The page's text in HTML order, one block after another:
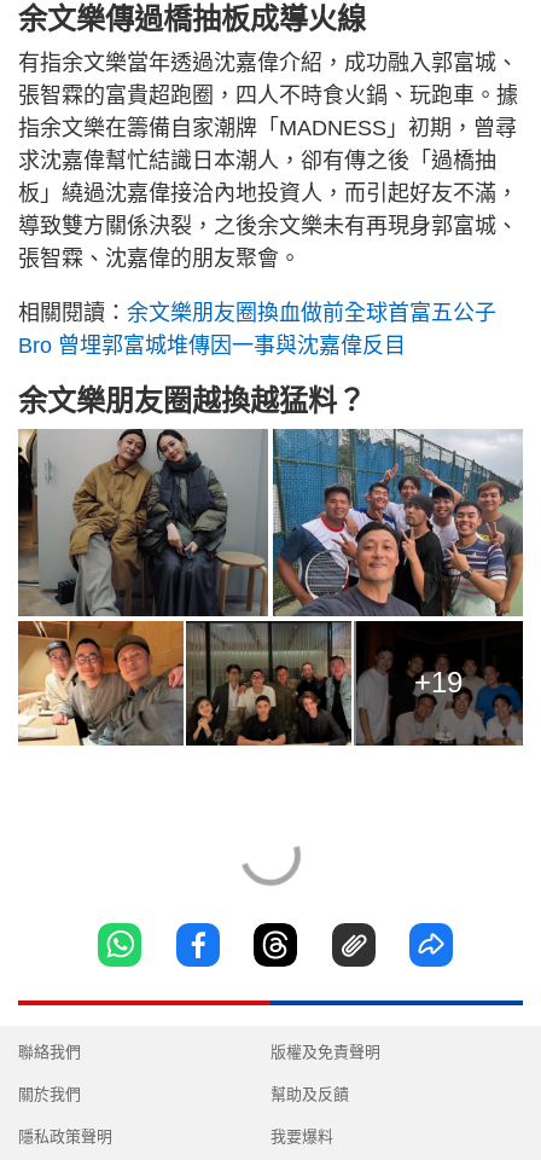
余文樂傳過橋抽板成導火線
有指余文樂當年透過沈嘉偉介紹，成功融入郭富城、
張智霖的富貴超跑圈，四人不時食火鍋、玩跑車。據
指余文樂在籌備自家潮牌「MADNESS」初期，曾尋
求沈嘉偉幫忙結識日本潮人，卻有傳之後「過橋抽
板」繞過沈嘉偉接洽內地投資人，而引起好友不滿，
導致雙方關係決裂，之後余文樂未有再現身郭富城、
張智霖、沈嘉偉的朋友聚會。
相關閱讀： 余文樂朋友圈換血做前全球首富五公子
Bro 曾埋郭富城堆傳因一事與沈嘉偉反目
余文樂朋友圈越換越猛料？
+19
聯絡我們
關於我們
隱私政策聲明
版權及免責聲明
幫助及反饋
我要爆料